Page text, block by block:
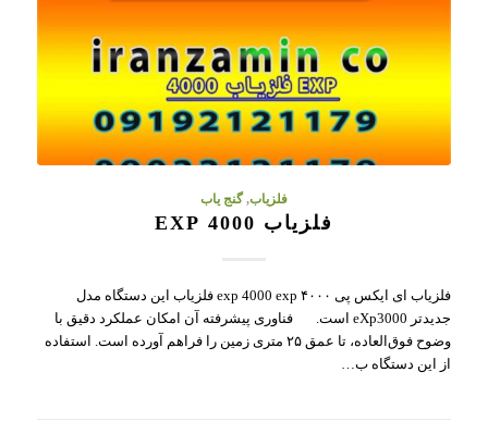
فلزیاب,گنج یاب
فلزیاب 4000 EXP
فلزیاب ای ایکس پی ۴۰۰۰ exp 4000 exp فلزیاب این دستگاه مدل
جدیدتر eXp3000 است. فناوری پیشرفته آن امکان عملکرد دقیق با
وضوح فوق‌العاده، تا عمق ۲۵ متری زمین را فراهم آورده است. استفاده
از این دستگاه ب…